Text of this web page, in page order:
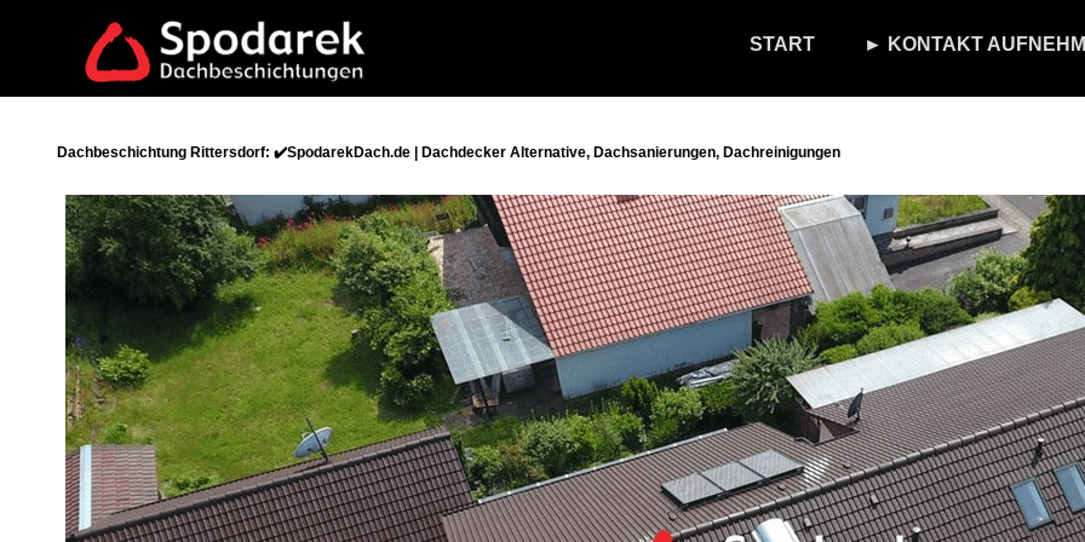
START ► KONTAKT
Dachbeschichtung Rittersdorf: ✔️SpodarekDach.de | Dachdecker Alternative, Dachsanierungen, Dachreinigungen